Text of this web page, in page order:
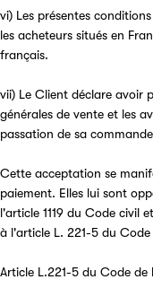
vi) Les présentes
les acheteurs situés en
français.
vii) Le Client déclare avoir
générales de vente et les
passation de sa
Cette acceptation se
paiement. Elles lui sont
l'article 1119 du Code civil
à l'article L. 221-5 du
Article L.221-5 du Code